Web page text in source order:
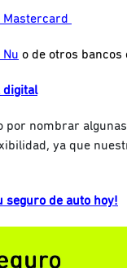
Mastercard
Nu o de otros bancos
digital
por nombrar
ya que
seguro de auto hoy!